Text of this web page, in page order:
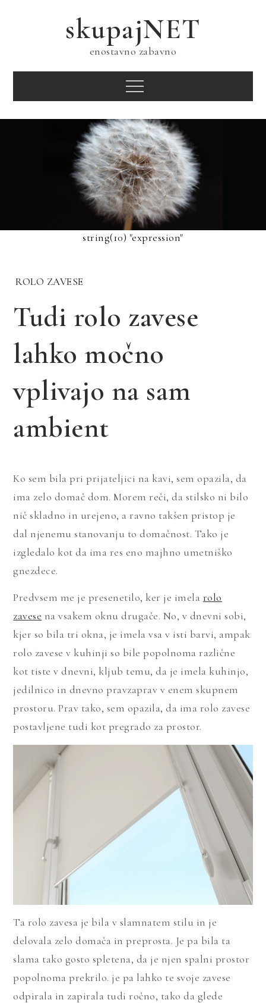
skupajNET
enostavno zabavno
Menu
string(10) "expression"
ROLO ZAVESE
Tudi rolo zavese
lahko močno
vplivajo na sam
ambient
Ko sem bila pri prijateljici na kavi, sem opazila, da
ima zelo domač dom. Morem reči, da stilsko ni bilo
nič skladno in urejeno, a ravno takšen pristop je
dal njenemu stanovanju to domačnost. Tako je
izgledalo kot da ima res eno majhno umetniško
gnezdece.
Predvsem me je presenetilo, ker je imela rolo
zavese na vsakem oknu drugače. No, v dnevni sobi,
kjer so bila tri okna, je imela vsa v isti barvi, ampak
rolo zavese v kuhinji so bile popolnoma različne
kot tiste v dnevni, kljub temu, da je imela kuhinjo,
jedilnico in dnevno pravzaprav v enem skupnem
prostoru. Prav tako, sem opazila, da ima rolo zavese
postavljene tudi kot pregrado za prostor.
Ta rolo zavesa je bila v slamnatem stilu in je
delovala zelo domača in preprosta. Je pa bila ta
slama tako gosto spletena, da je njen spalni prostor
popolnoma prekrilo. je pa lahko te svoje zavese
odpirala in zapirala tudi ročno, tako da glede